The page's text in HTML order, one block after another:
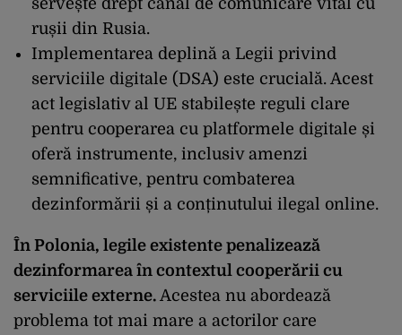
rușii din Rusia.
Implementarea deplină a Legii privind
serviciile digitale (DSA) este crucială. Acest
act legislativ al UE stabilește reguli clare
pentru cooperarea cu platformele digitale și
oferă instrumente, inclusiv amenzi
semnificative, pentru combaterea
dezinformării și a conținutului ilegal online.
În Polonia, legile existente penalizează
dezinformarea în contextul cooperării cu
serviciile externe. Acestea nu abordează
problema tot mai mare a actorilor care